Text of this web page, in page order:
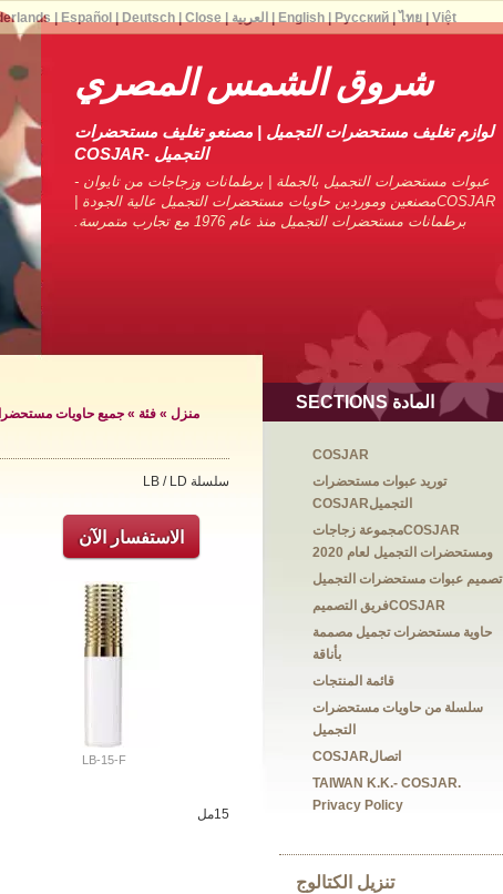
شروق الشمس المصري
لوازم تغليف مستحضرات التجميل | مصنعو تغليف مستحضرات
التجميل -COSJAR
عبوات مستحضرات التجميل بالجملة | برطمانات وزجاجات من تايوان -
COSJARمصنعين وموردين حاويات مستحضرات التجميل عالية الجودة |
برطمانات مستحضرات التجميل منذ عام 1976 مع تجارب متمرسة.
منزل » فئة » جميع حاويات
سلسلة LB / LD
الاستفسار الآن
LB-15-F
15مل
المادة SECTIONS
COSJAR
توريد عبوات مستحضرات
التجميلCOSJAR
COSJARمجموعة زجاجات
ومستحضرات التجميل لعام 2020
تصميم عبوات مستحضرات التجميل
COSJARفريق التصميم
حاوية مستحضرات تجميل مصممة
بأناقة
قائمة المنتجات
سلسلة من حاويات مستحضرات
التجميل
اتصالCOSJAR
TAIWAN K.K.- COSJAR.
Privacy Policy
تنزيل الكتالوج
English| Русский| ไทย| Việt العربية Español Deutsch| Close